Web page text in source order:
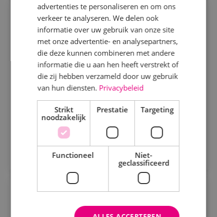
Specialisme
Beveiligingstechniek
Elektrotechniek
Energietechniek
Staf
Uren
Fulltime
Parttime
Servicemonteur beveiligingstechniek
Beveiligingstechniek Fulltime
Sprundel
Als servicemonteur of -technicus bij BINK ben je
verantwoordelijk voor het onderhouden, analyseren
beveiligingsinstallaties.Bekijk vacature
Direct solliciteren
Servicemonteur werktuigbouwkunde
Werktuigbouwkunde Fulltime MBO
advertenties te personaliseren en om ons
verkeer te analyseren. We delen ook
informatie over uw gebruik van onze site
met onze advertentie- en analysepartners,
die deze kunnen combineren met andere
informatie die u aan hen heeft verstrekt of
die zij hebben verzameld door uw gebruik
van hun diensten. Privacybeleid
Strikt
noodzakelijk
Prestatie Targeting
Functioneel
Niet-
geclassificeerd